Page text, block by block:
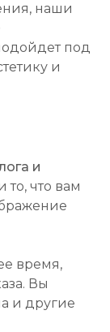
наши
под
и
и
то, что вам
время,
Вы
и другие